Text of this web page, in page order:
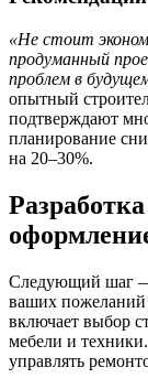
«Не стоит
продуманный
проблем в
опытный
подтверждают
планирование
на 20–30%.
Следующий шаг —
ваших пожеланий
включает выбор
мебели и
управлять